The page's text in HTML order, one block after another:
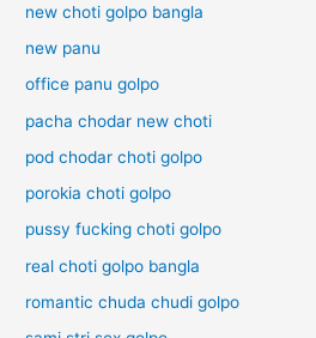
new choti golpo bangla
new panu
office panu golpo
pacha chodar new choti
pod chodar choti golpo
porokia choti golpo
pussy fucking choti golpo
real choti golpo bangla
romantic chuda chudi golpo